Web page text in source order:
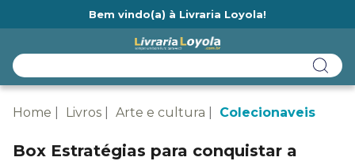
Bem vindo(a) à Livraria Loyola!
Home Livros Arte e cultura Colecionaveis
Box Estratégias para conquistar a